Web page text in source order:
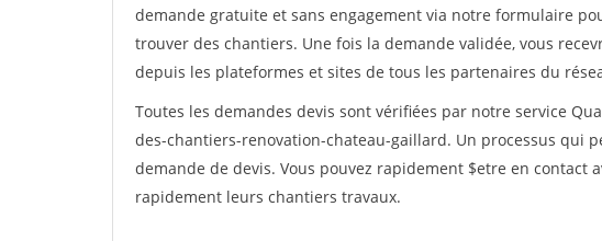
demande gratuite et sans engagement via notre formulaire
trouver des chantiers. Une fois la demande validée, vous
depuis les plateformes et sites de tous les partenaires du
Toutes les demandes devis sont vérifiées par notre service
des-chantiers-renovation-chateau-gaillard. Un processus qui
demande de devis. Vous pouvez rapidement $etre en contact
rapidement leurs chantiers travaux.